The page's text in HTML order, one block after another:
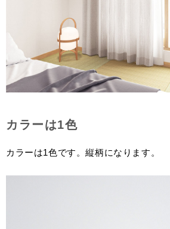
カラーは1色
カラーは1色です。縦柄になります。